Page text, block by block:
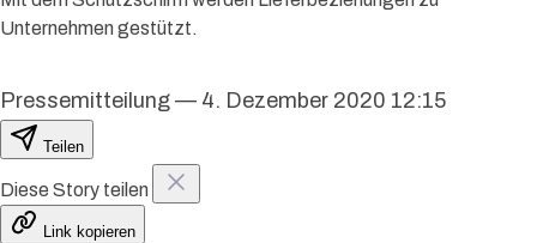
Unternehmen gestützt.
Pressemitteilung — 4. Dezember 2020 12:15
Teilen
Diese Story teilen
Link kopieren